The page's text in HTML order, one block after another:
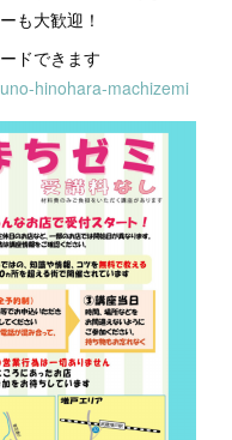
も大歓迎！
ドできます
hinohara-machizemi